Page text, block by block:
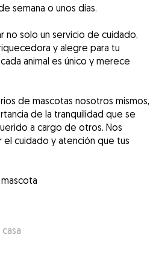
semana o unos días.
no solo un servicio de cuidado,
y alegre para tu
animal es único y merece
de mascotas nosotros mismos,
de la tranquilidad que se
a cargo de otros. Nos
cuidado y atención que tus